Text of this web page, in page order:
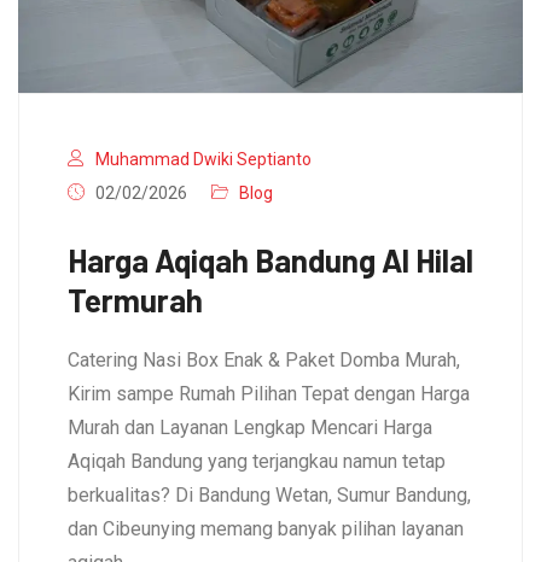
Muhammad Dwiki Septianto
02/02/2026
Blog
Harga Aqiqah Bandung Al Hilal
Termurah
Catering Nasi Box Enak & Paket Domba Murah,
Kirim sampe Rumah Pilihan Tepat dengan Harga
Murah dan Layanan Lengkap Mencari Harga
Aqiqah Bandung yang terjangkau namun tetap
berkualitas? Di Bandung Wetan, Sumur Bandung,
dan Cibeunying memang banyak pilihan layanan